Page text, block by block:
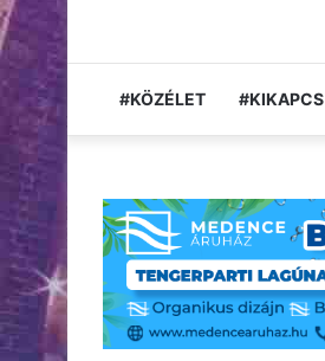
#KÖZÉLET #KIKAPCS